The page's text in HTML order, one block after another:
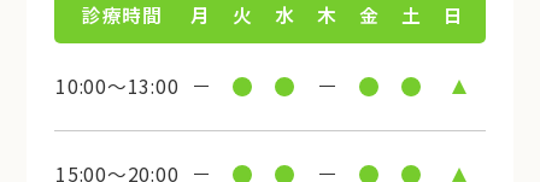
診療時間 月 火 水 木 金 土 日
10:00～13:00
15:00～20:00